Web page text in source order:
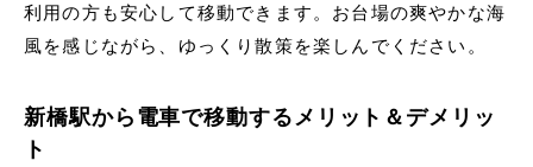
利用の方も安心して移動できます。お台場の爽やかな海
風を感じながら、ゆっくり散策を楽しんでください。
新橋駅から電車で移動するメリット＆デメリッ
ト